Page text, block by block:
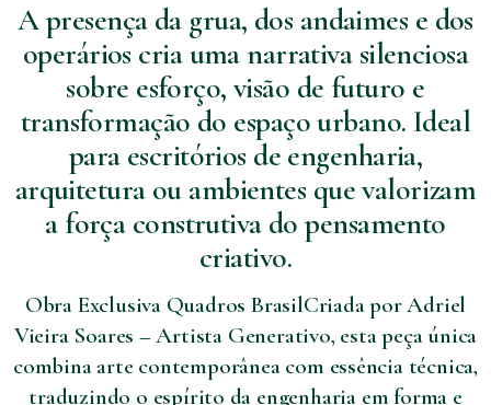
A presença da grua, dos andaimes e dos
operários cria uma narrativa silenciosa
sobre esforço, visão de futuro e
transformação do espaço urbano. Ideal
para escritórios de engenharia,
arquitetura ou ambientes que valorizam
a força construtiva do pensamento
criativo.
Obra Exclusiva Quadros BrasilCriada por Adriel
Vieira Soares – Artista Generativo, esta peça única
combina arte contemporânea com essência técnica,
traduzindo o espírito da engenharia em forma e